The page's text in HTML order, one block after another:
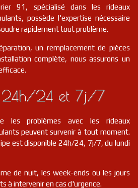
91, spécialisé dans les rideaux
possède l'expertise nécessaire
rapidement tout problème.
un remplacement de pièces
complète, nous assurons un
24h/24 et 7j/7
les problèmes avec les rideaux
peuvent survenir à tout moment.
est disponible 24h/24, 7j/7, du lundi
de nuit, les week-ends ou les jours
à intervenir en cas d'urgence.